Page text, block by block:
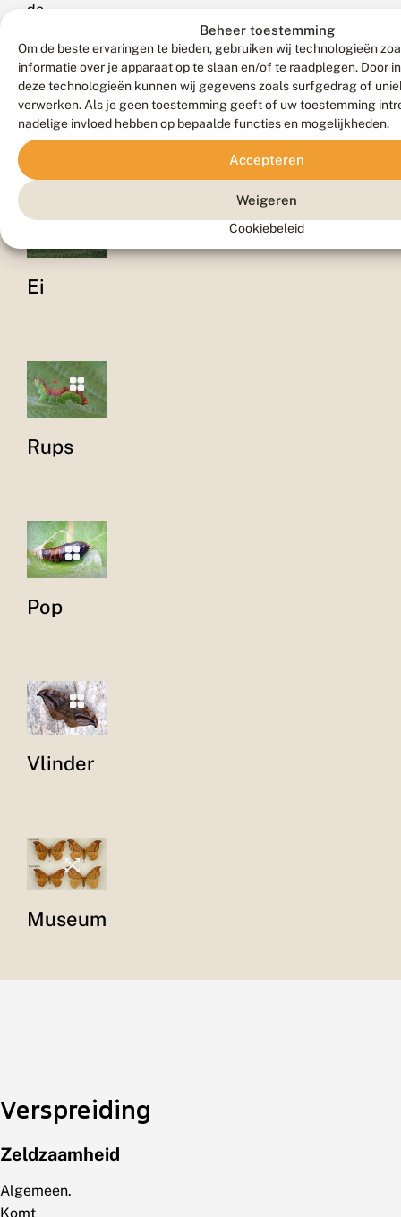
Beheer toestemming
Om de beste ervaringen te bieden, gebruiken wij technologieën
informatie over je apparaat op te slaan en/of te raadplegen. Door
deze technologieën kunnen wij gegevens zoals surfgedrag of
verwerken. Als je geen toestemming geeft of uw toestemming
nadelige invloed hebben op bepaalde functies en mogelijkheden.
Accepteren
Weigeren
Cookiebeleid
de
Foto's
Ei
Rups
Pop
Vlinder
Museum
Verspreiding
Zeldzaamheid
Algemeen.
Komt